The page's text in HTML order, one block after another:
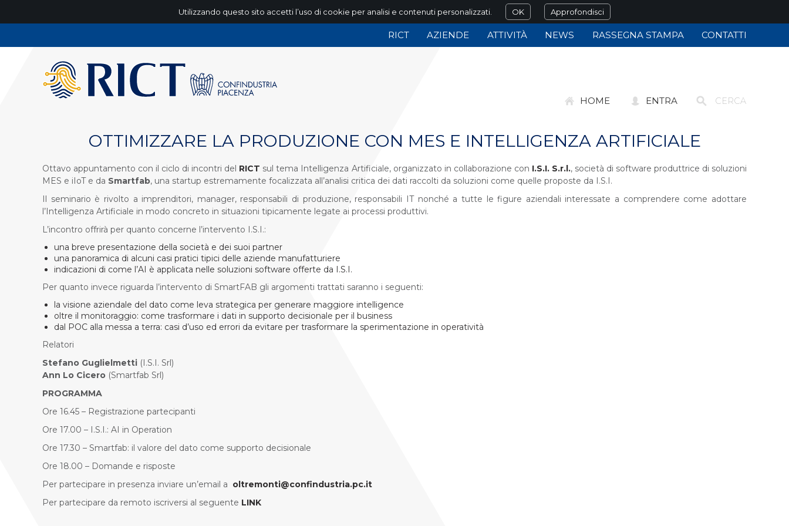
Utilizzando questo sito accetti l’uso di cookie per analisi e contenuti personalizzati. OK Approfondisci
HOME ENTRA
RICT AZIENDE ATTIVITÀ NEWS RASSEGNA STAMPA CONTATTI
OTTIMIZZARE LA PRODUZIONE CON MES E INTELLIGENZA ARTIFICIALE
Ottavo appuntamento con il ciclo di incontri del RICT sul tema Intelligenza Artificiale, organizzato in collaborazione con I.S.I. S.r.l., società di software produttrice di soluzioni
MES e iIoT e da Smartfab, una startup estremamente focalizzata all’analisi critica dei dati raccolti da soluzioni come quelle proposte da I.S.I.
Il seminario è rivolto a imprenditori, manager, responsabili di produzione, responsabili IT nonché a tutte le figure aziendali interessate a comprendere come adottare
l’Intelligenza Artificiale in modo concreto in situazioni tipicamente legate ai processi produttivi.
L’incontro offrirà per quanto concerne l’intervento I.S.I.:
una breve presentazione della società e dei suoi partner
una panoramica di alcuni casi pratici tipici delle aziende manufatturiere
indicazioni di come l’AI è applicata nelle soluzioni software offerte da I.S.I.
Per quanto invece riguarda l’intervento di SmartFAB gli argomenti trattati saranno i seguenti:
la visione aziendale del dato come leva strategica per generare maggiore intelligence
oltre il monitoraggio: come trasformare i dati in supporto decisionale per il business
dal POC alla messa a terra: casi d’uso ed errori da evitare per trasformare la sperimentazione in operatività
Relatori
Stefano Guglielmetti (I.S.I. Srl)
Ann Lo Cicero (Smartfab Srl)
PROGRAMMA
Ore 16.45 – Registrazione partecipanti
Ore 17.00 – I.S.I.: AI in Operation
Ore 17.30 – Smartfab: il valore del dato come supporto decisionale
Ore 18.00 – Domande e risposte
Per partecipare in presenza inviare un’email a oltremonti@confindustria.pc.it
Per partecipare da remoto iscriversi al seguente LINK